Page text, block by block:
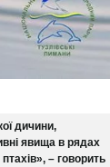
дичини,
явища в рядах
– говорить